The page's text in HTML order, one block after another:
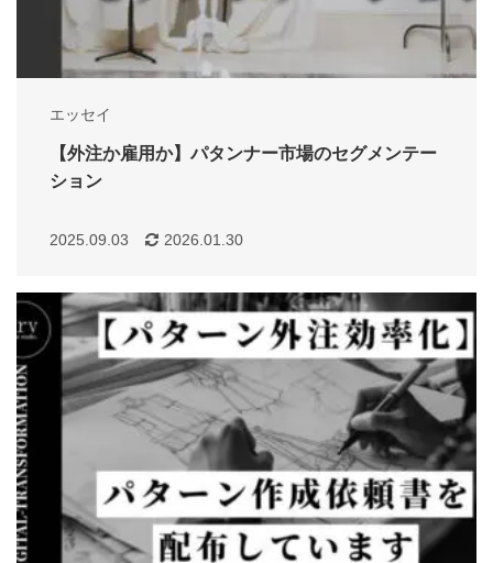
エッセイ
【外注か雇用か】パタンナー市場のセグメンテー
ション
2025.09.03 2026.01.30